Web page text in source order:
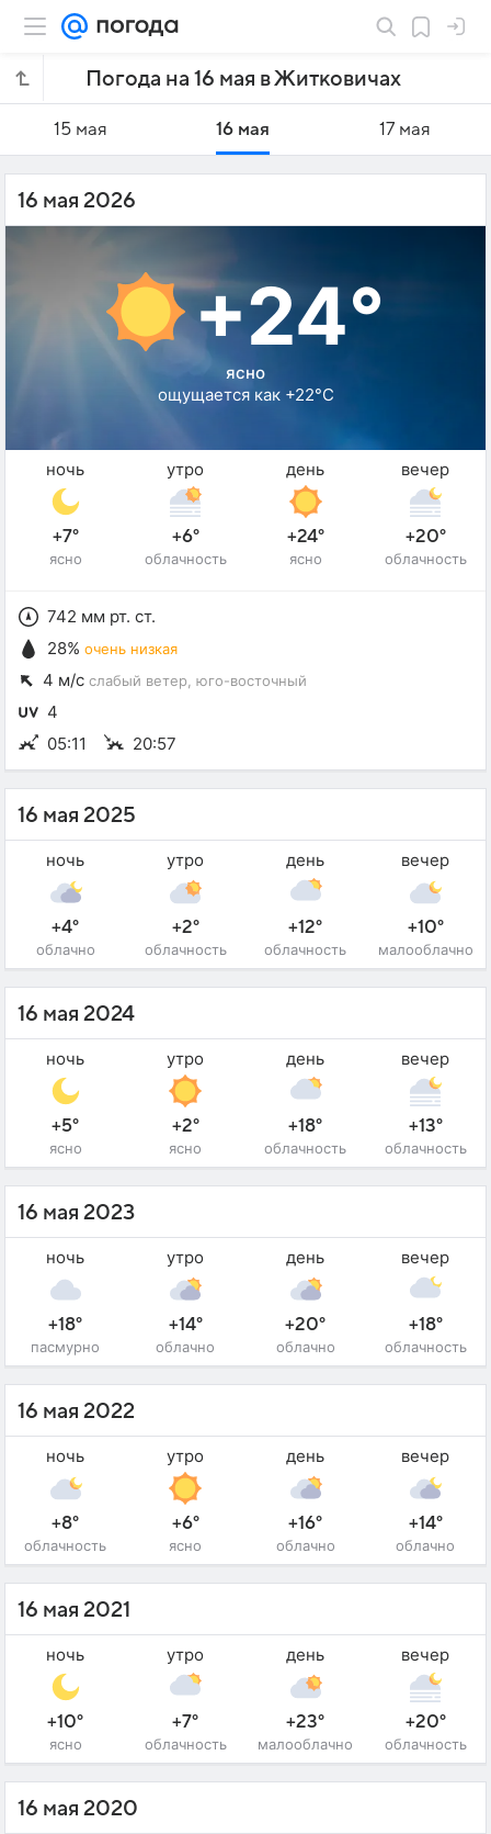
Погода на 16 мая в Житковичах
15 мая 16 мая 17 мая
16 мая 2026
+24°
ясно
ощущается как +22°C
ночь
+7°
ясно
утро
+6°
облачность
день
+24°
ясно
вечер
+20°
облачность
742 мм рт. ст.
28% очень низкая
4 м/с слабый ветер , юго-восточный
4
05:11
20:57
16 мая 2025
ночь
+4°
облачно
утро
+2°
облачность
день
+12°
облачность
вечер
+10°
малооблачно
16 мая 2024
ночь
+5°
ясно
утро
+2°
ясно
день
+18°
облачность
вечер
+13°
облачность
16 мая 2023
ночь
+18°
пасмурно
утро
+14°
облачно
день
+20°
облачно
вечер
+18°
облачность
16 мая 2022
ночь
+8°
облачность
утро
+6°
ясно
день
+16°
облачно
вечер
+14°
облачно
16 мая 2021
ночь
+10°
ясно
утро
+7°
облачность
день
+23°
малооблачно
вечер
+20°
облачность
16 мая 2020